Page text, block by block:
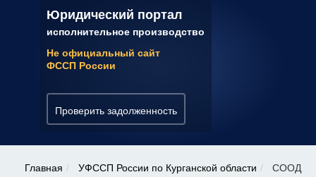
Юридический портал
исполнительное производство
Не официальный сайт
ФССП России
Проверить задолженность
Главная УФССП России по Курганской области СООД